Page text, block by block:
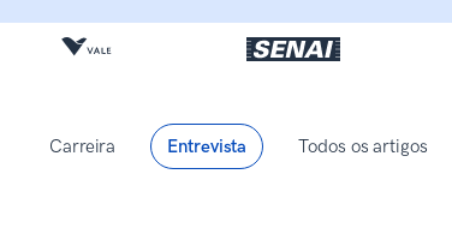
Carreira Entrevista Todos os artigos